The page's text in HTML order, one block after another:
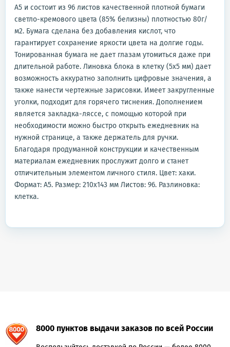
А5 и состоит из 96 листов качественной плотной бумаги
светло-кремового цвета (85% белизны) плотностью 80г/
м2. Бумага сделана без добавления кислот, что
гарантирует сохранение яркости цвета на долгие годы.
Тонированная бумага не дает глазам утомиться даже при
длительной работе. Линовка блока в клетку (5х5 мм) дает
возможность аккуратно заполнить цифровые значения, а
также нанести чертежные зарисовки. Имеет закругленные
уголки, подходит для горячего тиснения. Дополнением
является закладка-ляссе, с помощью которой при
необходимости можно быстро открыть ежедневник на
нужной странице, а также держатель для ручки.
Благодаря продуманной конструкции и качественным
материалам ежедневник прослужит долго и станет
отличительным элементом личного стиля. Цвет: хаки.
Формат: А5. Размер: 210x143 мм Листов: 96. Разлиновка:
клетка.
8000 пунктов выдачи заказов по всей России